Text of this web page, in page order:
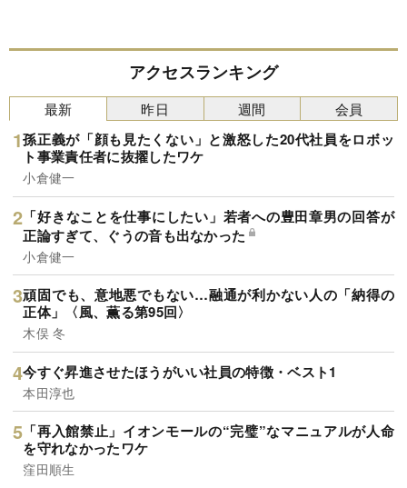
アクセスランキング
最新
孫正義が「顔も見たくない」と激怒した20代社員をロボッ
ト事業責任者に抜擢したワケ
小倉健一
「好きなことを仕事にしたい」若者への豊田章男の回答が
正論すぎて、ぐうの音も出なかった
小倉健一
頑固でも、意地悪でもない…融通が利かない人の「納得の
正体」〈風、薫る第95回〉
木俣 冬
今すぐ昇進させたほうがいい社員の特徴・ベスト1
本田淳也
「再入館禁止」イオンモールの“完璧”なマニュアルが人命
を守れなかったワケ
窪田順生
昨日 週間 会員